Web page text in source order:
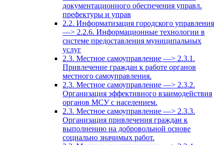
документационного обеспечения управл.
префектуры и управ
2.2. Информатизация городского управления
—> 2.2.6. Информационные технологии в
системе предоставления муниципальных
услуг
2.3. Местное самоуправление —> 2.3.1.
Привлечение граждан к работе органов
местного самоуправления.
2.3. Местное самоуправление —> 2.3.2.
Организация эффективного взаимодействия
органов МСУ с населением.
2.3. Местное самоуправление —> 2.3.3.
Организация привлечения граждан к
выполнению на добровольной основе
социально значимых работ.